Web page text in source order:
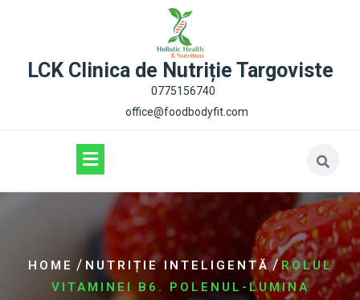
LCK Clinica de Nutriție Targoviste
0775156740
office@foodbodyfit.com
HOME / NUTRIȚIE INTELIGENTĂ/ROLUL
VITAMINEI B6. POLENUL-LUMINA